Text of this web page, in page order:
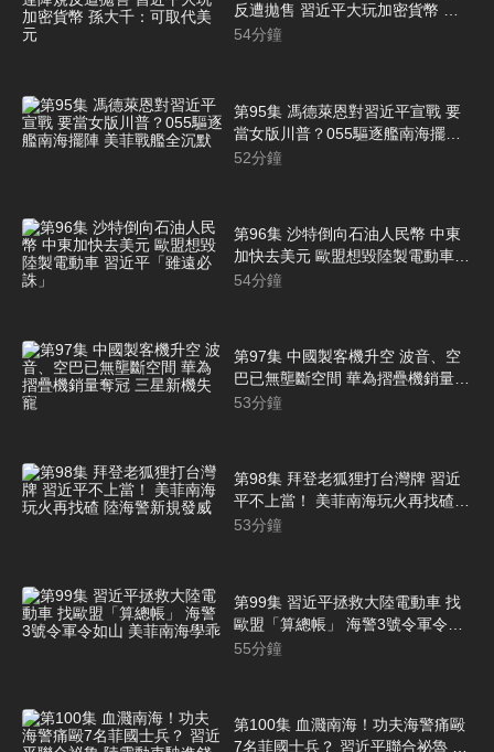
反遭拋售 習近平大玩加密貨幣 孫
大千：可取代美元
54分鐘
第95集 馮德萊恩對習近平宣戰 要
當女版川普？055驅逐艦南海擺陣
美菲戰艦全沉默
52分鐘
第96集 沙特倒向石油人民幣 中東
加快去美元 歐盟想毀陸製電動車
習近平「雖遠必誅」
54分鐘
第97集 中國製客機升空 波音、空
巴已無壟斷空間 華為摺疊機銷量奪
冠 三星新機失寵
53分鐘
第98集 拜登老狐狸打台灣牌 習近
平不上當！ 美菲南海玩火再找碴
陸海警新規發威
53分鐘
第99集 習近平拯救大陸電動車 找
歐盟「算總帳」 海警3號令軍令如
山 美菲南海學乖
55分鐘
第100集 血濺南海！功夫海警痛毆
7名菲國士兵？ 習近平聯合祕魯 陸